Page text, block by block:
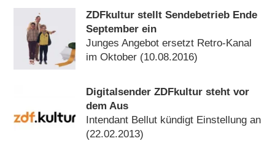
ZDFkultur stellt Sendebetrieb Ende
September ein
Junges Angebot ersetzt Retro-Kanal
im Oktober (10.08.2016)
Digitalsender ZDFkultur steht vor
dem Aus
Intendant Bellut kündigt Einstellung an
(22.02.2013)